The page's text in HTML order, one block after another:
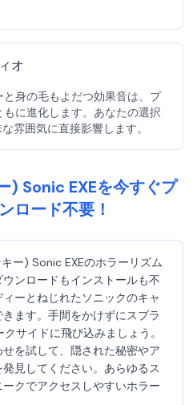
オ
身の毛もよだつ効果音は、プ
もに進化します。あなたの選択
雰囲気に直接影響します。
) Sonic EXEを今すぐプ
ロード不要！
ー) Sonic EXEのホラーリズム
ンロードもインストールも不
ーとねじれたソニックのキャ
ます。手間をかけずにスプラ
サイドに飛び込みましょう。
を試して、隠された秘密やア
見してください。あらゆるス
クでアクセスしやすいホラー